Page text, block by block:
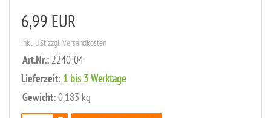
6,99 EUR
inkl. UStzzgl. Versandkosten
Art.Nr.: 2240-04
Lieferzeit: 1 bis 3 Werktage
Gewicht: 0,183 kg